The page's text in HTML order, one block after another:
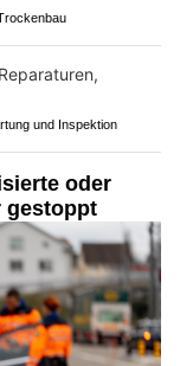
und Inspektion
oder
gestoppt